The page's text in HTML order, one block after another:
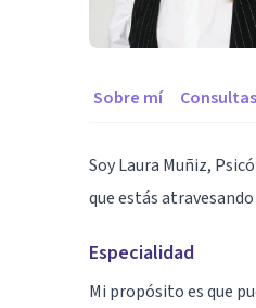
Sobre mí Consultas
Soy Laura Muñiz,
que estás
Especialidad
Mi propósito es que